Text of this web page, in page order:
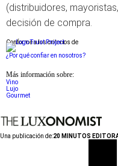
(distribuidores,
decisión de compra.
Conforme a los criterios de
¿Por qué confiar en nosotros?
Más información sobre:
Vino
Lujo
Gourmet
Una publicación de:20 MINUTOS